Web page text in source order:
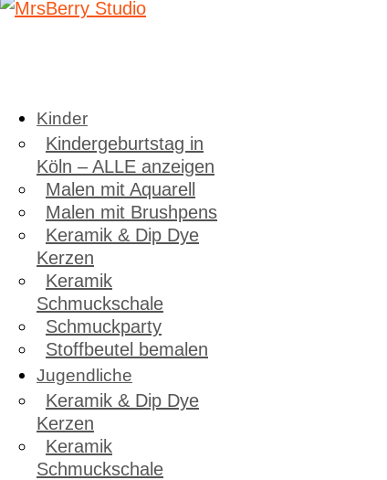
Kinder
Kindergeburtstag in
Köln – ALLE anzeigen
Malen mit Aquarell
Malen mit Brushpens
Keramik & Dip Dye
Kerzen
Keramik
Schmuckschale
Schmuckparty
Stoffbeutel bemalen
Jugendliche
Keramik & Dip Dye
Kerzen
Keramik
Schmuckschale